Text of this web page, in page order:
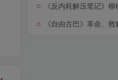
《反内耗解压笔记》柳柳（
《自由古巴》革命、救赎与新生